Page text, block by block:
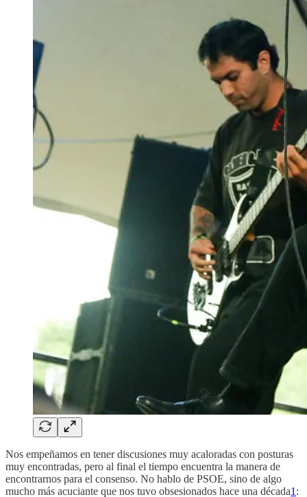
Nos empeñamos en tener discusiones muy acaloradas con posturas
muy encontradas, pero al final el tiempo encuentra la manera de
encontrarnos para el consenso. No hablo de PSOE, sino de algo
mucho más acuciante que nos tuvo obsesionados hace una década1 :